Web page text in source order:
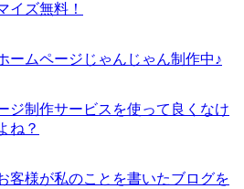
イズ無料！
ームページじゃんじゃん制作中♪
ジ制作サービスを使って良くなけ
ね？
客様が私のことを書いたブログを